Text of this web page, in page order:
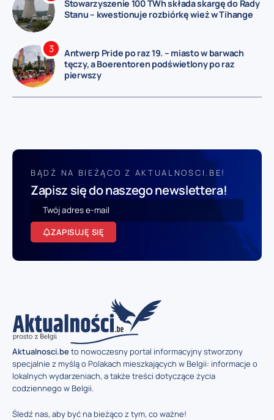
Stowarzyszenie 100 TWh składa skargę do Rady
Stanu – kwestionuje rozbiórkę wież w Tihange
Antwerp Pride po raz 19. – miasto w barwach
tęczy, a Boerentoren podświetlony po raz
pierwszy
BĄDŹ NA BIEŻĄCO Z AKTUALNOSCI.BE!
Zapisz się do naszego newslettera!
ZAPISUJĘ SIĘ
Aktualnosci.beto nowoczesny portal informacyjny stworzony
specjalnie z myślą o Polakach mieszkających w Belgii: informacje o
lokalnych wydarzeniach, a także treści dotyczące życia
codziennego w Belgii.
Śledź nas, aby być na bieżąco z tym, co ważne!